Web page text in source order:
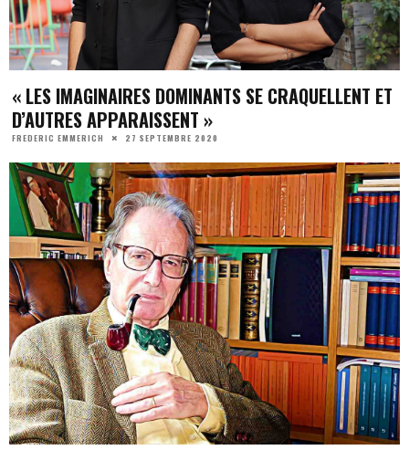
« LES IMAGINAIRES DOMINANTS SE CRAQUELLENT ET
D’AUTRES APPARAISSENT »
FREDERIC EMMERICH 27 SEPTEMBRE 2020